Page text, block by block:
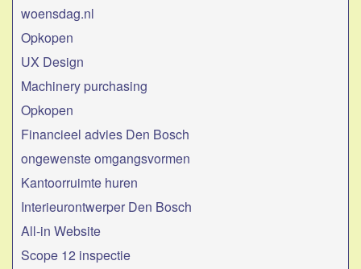
woensdag.nl
Opkopen
UX Design
Machinery purchasing
Opkopen
Financieel advies Den Bosch
ongewenste omgangsvormen
Kantoorruimte huren
Interieurontwerper Den Bosch
All-in Website
Scope 12 inspectie